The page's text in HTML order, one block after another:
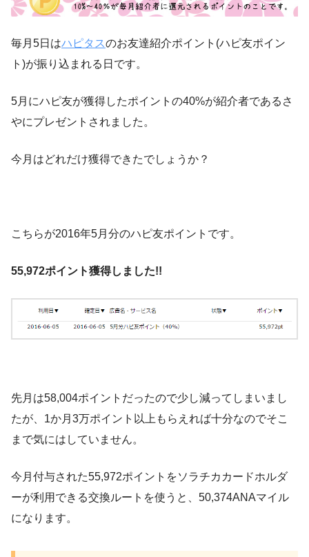
毎月5日はハピタスのお友達紹介ポイント(ハピ友ポイン
ト)が振り込まれる日です。
5月にハピ友が獲得したポイントの40%が紹介者であるさ
やにプレゼントされました。
今月はどれだけ獲得できたでしょうか？
こちらが2016年5月分のハピ友ポイントです。
55,972ポイント獲得しました!!
先月は58,004ポイントだったので少し減ってしまいまし
たが、1か月3万ポイント以上もらえれば十分なのでそこ
まで気にはしていません。
今月付与された55,972ポイントをソラチカカードホルダ
ーが利用できる交換ルートを使うと、50,374ANAマイル
になります。